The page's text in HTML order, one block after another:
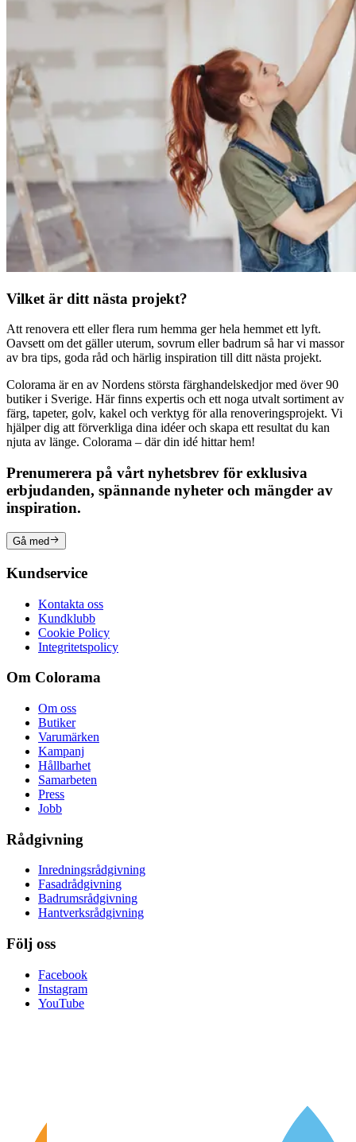
Vilket är ditt nästa projekt?
Att renovera ett eller flera rum hemma ger hela hemmet ett lyft.
Oavsett om det gäller uterum, sovrum eller badrum så har vi massor
av bra tips, goda råd och härlig inspiration till ditt nästa projekt.
Colorama är en av Nordens största färghandelskedjor med över 90
butiker i Sverige. Här finns expertis och ett noga utvalt sortiment av
färg, tapeter, golv, kakel och verktyg för alla renoveringsprojekt. Vi
hjälper dig att förverkliga dina idéer och skapa ett resultat du kan
njuta av länge. Colorama – där din idé hittar hem!
Prenumerera på vårt nyhetsbrev för exklusiva
erbjudanden, spännande nyheter och mängder av
inspiration.
Gå med
Kundservice
Kontakta oss
Kundklubb
Cookie Policy
Integritetspolicy
Om Colorama
Om oss
Butiker
Varumärken
Kampanj
Hållbarhet
Samarbeten
Press
Jobb
Rådgivning
Inredningsrådgivning
Fasadrådgivning
Badrumsrådgivning
Hantverksrådgivning
Följ oss
Facebook
Instagram
YouTube